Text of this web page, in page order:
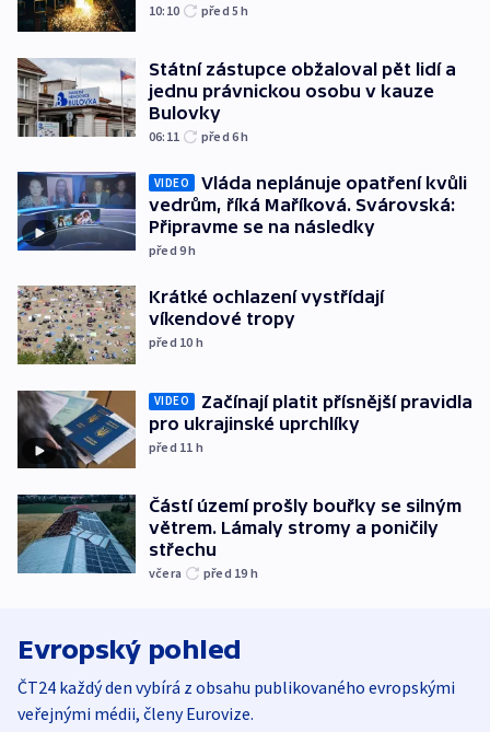
10:10 před 5h
Státní zástupce obžaloval pět lidí a
jednu právnickou osobu v kauze
Bulovky
06:11 před 6h
VIDEO
Vláda neplánuje opatření kvůli
vedrům, říká Maříková. Svárovská:
Připravme se na následky
před 9h
Krátké ochlazení vystřídají
víkendové tropy
před 10 h
VIDEO
Začínají platit přísnější pravidla
pro ukrajinské uprchlíky
před 11 h
Částí území prošly bouřky se silným
větrem. Lámaly stromy a poničily
střechu
včera před 19 h
Evropský pohled
ČT24 každý den vybírá z obsahu publikovaného evropskými
veřejnými médii, členy Eurovize.